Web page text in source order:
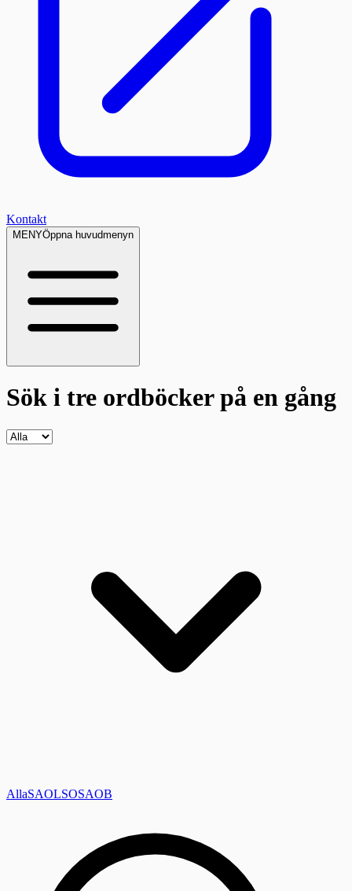
Kontakt
MENYÖppna huvudmenyn
Sök i tre ordböckerpå en gång
AllaSAOLSOSAOB